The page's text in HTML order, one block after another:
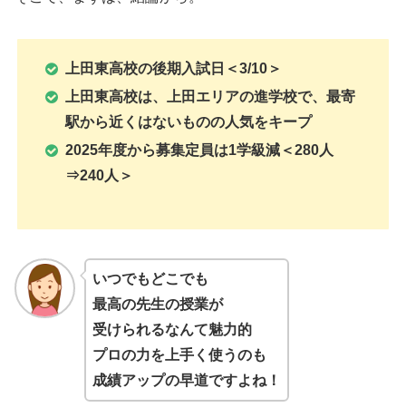
上田東高校の後期入試日＜3/10＞
上田東高校は、上田エリアの進学校で、最寄
駅から近くはないものの人気をキープ
2025年度から募集定員は1学級減＜280人
⇒240人＞
いつでもどこでも
最高の先生の授業が
受けられるなんて魅力的
プロの力を上手く使うのも
成績アップの早道ですよね！